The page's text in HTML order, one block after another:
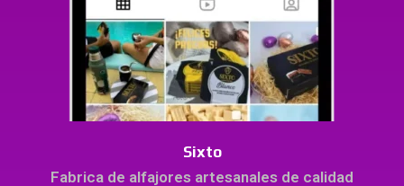
Sixto
Fabrica de alfajores artesanales de calidad